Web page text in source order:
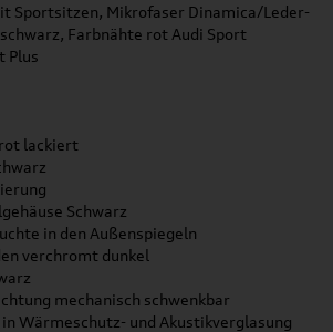
Sportsitzen, Mikrofaser Dinamica/Leder-
Farbnähte rot Audi Sport
Plus
lackiert
Schwarz
in den Außenspiegeln
verchromt dunkel
mechanisch schwenkbar
Wärmeschutz- und Akustikverglasung